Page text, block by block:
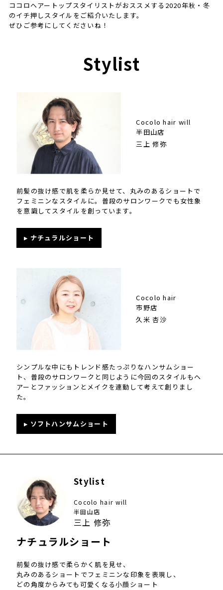
ココロヘアートップスタイリストがおススメする2020年秋・冬
のイチ押しスタイルをご紹介いたします。
ぜひご参考にしてくださいね！
Stylist
Cocolo hair will
半田山店
三上 修弥
前髪の抜け感で肌を柔らか見せて、丸みのあるショートで
フェミニンなスタイルに。普段のサロンワークでも女性象
を意識してスタイルを創っています。
▸ ナチュラルショート
Cocolo hair
市野店
久米 杏沙
シンプルな中にもトレンド感たっぷりなハンサムショー
ト、普段のサロンワークと同じように今回のスタイルもヘ
アーとファッションとメイクを連動して考えて創りまし
た。
▸ ソフトハンサムショート
Stylist
Cocolo hair will
半田山店
三上 修弥
ナチュラルショート
前髪の抜け感で柔らかく肌を見せ、
丸みのあるショートでフェミニンな印象を表現し、
どの角度からみても可愛くなる小顔ショート